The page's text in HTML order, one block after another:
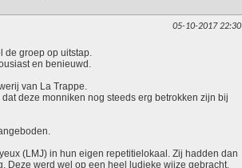
05-10-2017 22:30
de groep op uitstap.
en benieuwd.
van La Trappe.
deze monniken nog steeds erg betrokken zijn bij
(LMJ) in hun eigen repetitielokaal. Zij hadden dan
Deze werd wel op een heel ludieke wijze gebracht.